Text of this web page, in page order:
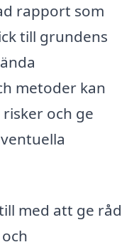
rapport som
till grundens
metoder kan
och ge
med att ge råd